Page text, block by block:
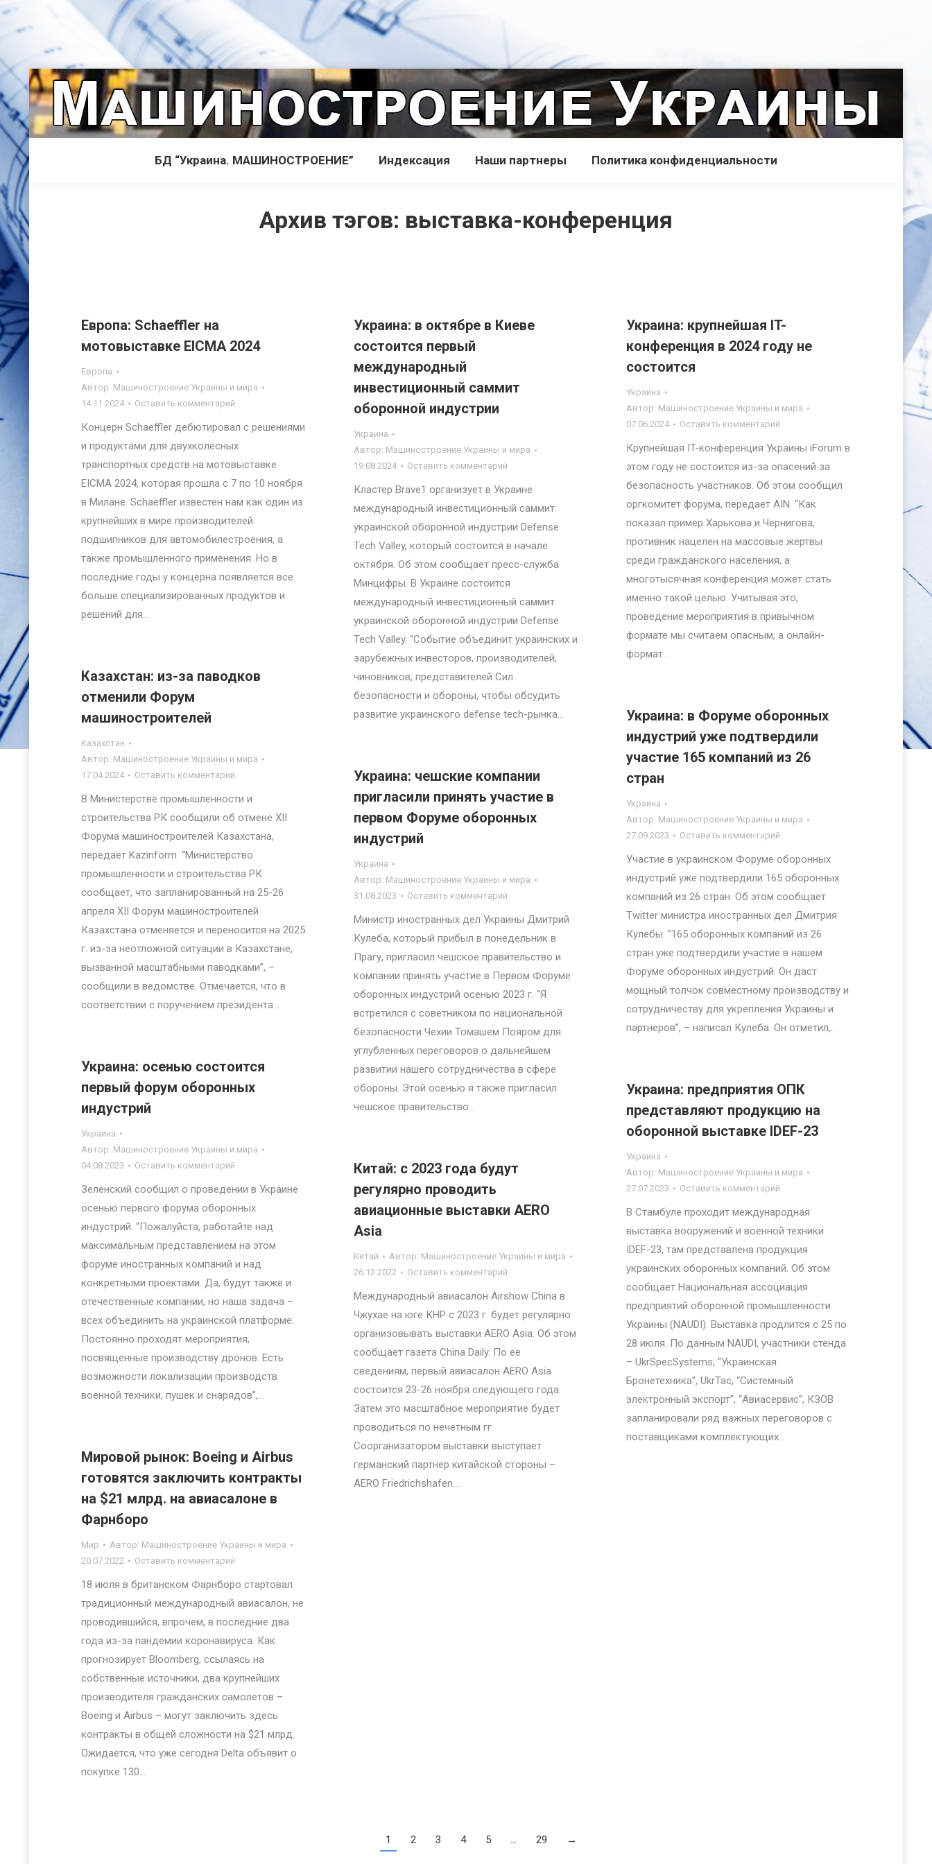
БД “Украина. МАШИНОСТРОЕНИЕ” Индекcация Наши партнеры Политика конфиденциальности
Архив тэгов: выставка-конференция
Европа: Schaeffler на
мотовыставке EICMA 2024
Европа
Автор: Машиностроение Украины и мира
14.11.2024
Оставить комментарий
Концерн Schaeffler дебютировал с решениями
и продуктами для двухколесных
транспортных средств на мотовыставке
EICMA 2024, которая прошла с 7 по 10 ноября
в Милане. Schaeffler известен нам как один из
крупнейших в мире производителей
подшипников для автомобилестроения, а
также промышленного применения. Но в
последние годы у концерна появляется все
больше специализированных продуктов и
решений для…
Украина: в октябре в Киеве
состоится первый
международный
инвестиционный саммит
оборонной индустрии
Украина
Автор: Машиностроение Украины и мира
19.08.2024
Оставить комментарий
Кластер Brave1 организует в Украине
международный инвестиционный саммит
украинской оборонной индустрии Defense
Tech Valley, который состоится в начале
октября. Об этом сообщает пресс-служба
Минцифры. В Украине состоится
международный инвестиционный саммит
украинской оборонной индустрии Defense
Tech Valley. “Событие объединит украинских и
зарубежных инвесторов, производителей,
чиновников, представителей Сил
безопасности и обороны, чтобы обсудить
развитие украинского defense tech-рынка…
Украина: крупнейшая IT-
конференция в 2024 году не
состоится
Украина
Автор: Машиностроение Украины и мира
07.06.2024
Оставить комментарий
Крупнейшая IT-конференция Украины iForum в
этом году не состоится из-за опасений за
безопасность участников. Об этом сообщил
оргкомитет форума, передает AIN. “Как
показал пример Харькова и Чернигова,
противник нацелен на массовые жертвы
среди гражданского населения, а
многотысячная конференция может стать
именно такой целью. Учитывая это,
проведение мероприятия в привычном
формате мы считаем опасным, а онлайн-
формат…
Казахстан: из-за паводков
отменили Форум
машиностроителей
Казахстан
Автор: Машиностроение Украины и мира
17.04.2024
Оставить комментарий
В Министерстве промышленности и
строительства РК сообщили об отмене XII
Форума машиностроителей Казахстана,
передает Kazinform. “Министерство
промышленности и строительства РК
сообщает, что запланированный на 25-26
апреля XII Форум машиностроителей
Казахстана отменяется и переносится на 2025
г. из-за неотложной ситуации в Казахстане,
вызванной масштабными паводками”, –
сообщили в ведомстве. Отмечается, что в
соответствии с поручением президента…
Украина: в Форуме оборонных
индустрий уже подтвердили
участие 165 компаний из 26
стран
Украина
Автор: Машиностроение Украины и мира
27.09.2023
Оставить комментарий
Участие в украинском Форуме оборонных
индустрий уже подтвердили 165 оборонных
компаний из 26 стран. Об этом сообщает
Twitter министра иностранных дел Дмитрия
Кулебы. “165 оборонных компаний из 26
стран уже подтвердили участие в нашем
Форуме оборонных индустрий. Он даст
мощный толчок совместному производству и
сотрудничеству для укрепления Украины и
партнеров”, – написал Кулеба. Он отметил,…
Украина: чешские компании
пригласили принять участие в
первом Форуме оборонных
индустрий
Украина
Автор: Машиностроение Украины и мира
31.08.2023
Оставить комментарий
Министр иностранных дел Украины Дмитрий
Кулеба, который прибыл в понедельник в
Прагу, пригласил чешское правительство и
компании принять участие в Первом Форуме
оборонных индустрий осенью 2023 г. “Я
встретился с советником по национальной
безопасности Чехии Томашем Пояром для
углубленных переговоров о дальнейшем
развитии нашего сотрудничества в сфере
обороны. Этой осенью я также пригласил
чешское правительство…
Украина: осенью состоится
первый форум оборонных
индустрий
Украина
Автор: Машиностроение Украины и мира
04.08.2023
Оставить комментарий
Зеленский сообщил о проведении в Украине
осенью первого форума оборонных
индустрий. “Пожалуйста, работайте над
максимальным представлением на этом
форуме иностранных компаний и над
конкретными проектами. Да, будут также и
отечественные компании, но наша задача –
всех объединить на украинской платформе.
Постоянно проходят мероприятия,
посвященные производству дронов. Есть
возможности локализации производств
военной техники, пушек и снарядов”,…
Украина: предприятия ОПК
представляют продукцию на
оборонной выставке IDEF-23
Украина
Автор: Машиностроение Украины и мира
27.07.2023
Оставить комментарий
В Стамбуле проходит международная
выставка вооружений и военной техники
IDEF-23, там представлена продукция
украинских оборонных компаний. Об этом
сообщает Национальная ассоциация
предприятий оборонной промышленности
Украины (NAUDI). Выставка продлится с 25 по
28 июля. По данным NAUDI, участники стенда
– UkrSpecSystems, “Украинская
Бронетехника”, UkrTac, “Системный
электронный экспорт”, “Авиасервис”, КЗОВ
запланировали ряд важных переговоров с
поставщиками комплектующих…
Китай: с 2023 года будут
регулярно проводить
авиационные выставки AERO
Asia
Китай Автор: Машиностроение Украины и мира
26.12.2022
Оставить комментарий
Международный авиасалон Airshow China в
Чжухае на юге КНР с 2023 г. будет регулярно
организовывать выставки AERO Asia. Об этом
сообщает газета China Daily. По ее
сведениям, первый авиасалон AERO Asia
состоится 23-26 ноября следующего года.
Затем это масштабное мероприятие будет
проводиться по нечетным гг.
Соорганизатором выставки выступает
германский партнер китайской стороны –
AERO Friedrichshafen.…
Мировой рынок: Boeing и Airbus
готовятся заключить контракты
на $21 млрд. на авиасалоне в
Фарнборо
Мир Автор: Машиностроение Украины и мира
20.07.2022
Оставить комментарий
18 июля в британском Фарнборо стартовал
традиционный международный авиасалон, не
проводившийся, впрочем, в последние два
года из-за пандемии коронавируса. Как
прогнозирует Bloomberg, ссылаясь на
собственные источники, два крупнейших
производителя гражданских самолетов –
Boeing и Airbus – могут заключить здесь
контракты в общей сложности на $21 млрд.
Ожидается, что уже сегодня Delta объявит о
покупке 130…
1 2 3 4 5 … 29 →